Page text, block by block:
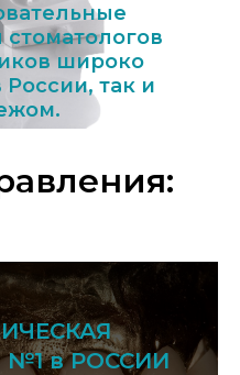
широко
так и
в РОССИИ